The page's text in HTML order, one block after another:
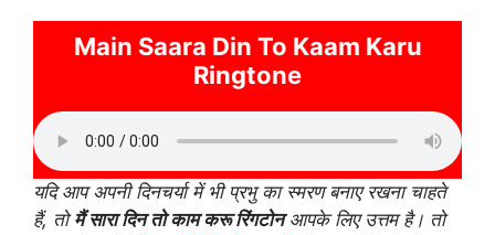
Main Saara Din To Kaam Karu
Ringtone
यदि आप अपनी दिनचर्या में भी प्रभु का स्मरण बनाए रखना चाहते
हैं, तोमैं सारा दिन तो काम करू रिंगटोनआपके लिए उत्तम है। तो